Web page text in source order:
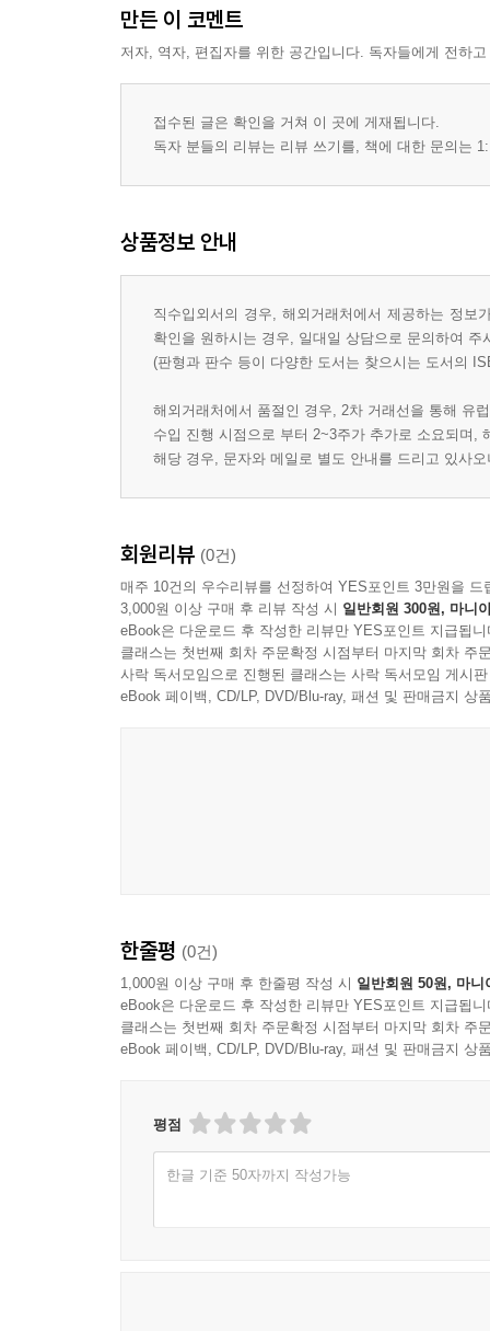
만든 이 코멘트
저자, 역자, 편집자를 위한 공간입니다. 독자들에게 전하
접수된 글은 확인을 거쳐 이 곳에 게재됩니다.
독자 분들의 리뷰는 리뷰 쓰기를, 책에 대한 문의는
상품정보 안내
직수입외서의 경우, 해외거래처에서 제공하는 정
확인을 원하시는 경우, 일대일 상담으로 문의하여 주
(판형과 판수 등이 다양한 도서는 찾으시는 도서의
해외거래처에서 품절인 경우, 2차 거래선을 통해 유
수입 진행 시점으로 부터 2~3주가 추가로 소요되며,
해당 경우, 문자와 메일로 별도 안내를 드리고 있사
회원리뷰 (0건)
매주 10건의 우수리뷰를 선정하여 YES포인트 3만원을 드
3,000원 이상 구매 후 리뷰 작성 시 일반회원 300원, 마니
eBook은 다운로드 후 작성한 리뷰만 YES포인트 지급됩니
클래스는 첫번째 회차 주문확정 시점부터 마지막 회차 주
사락 독서모임으로 진행된 클래스는 사락 독서모임 게시
eBook 페이백, CD/LP, DVD/Blu-ray, 패션 및 판매금지 상
한줄평 (0건)
1,000원 이상 구매 후 한줄평 작성 시 일반회원 50원, 마니
eBook은 다운로드 후 작성한 리뷰만 YES포인트 지급됩니
클래스는 첫번째 회차 주문확정 시점부터 마지막 회차 주
eBook 페이백, CD/LP, DVD/Blu-ray, 패션 및 판매금지 상
평점
한글 기준 50자까지 작성가능